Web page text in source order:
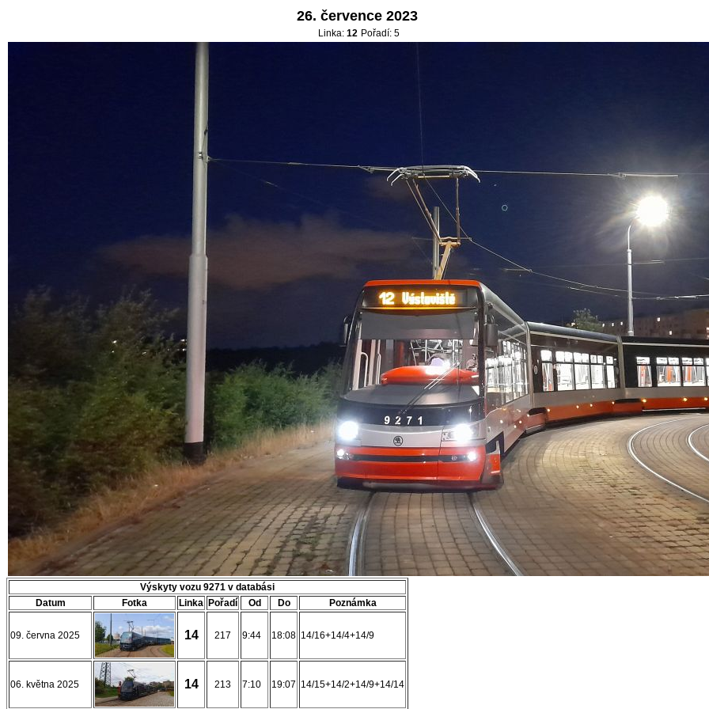
26. července 2023
Linka: 12 Pořadí: 5
Výskyty vozu 9271 v databási
Datum
Fotka Linka Pořadí Od Do Poznámka
09. června 2025 14 217 9:44 18:08 14/16+14/4+14/9
06. května 2025 14 213 7:10 19:07 14/15+14/2+14/9+14/14